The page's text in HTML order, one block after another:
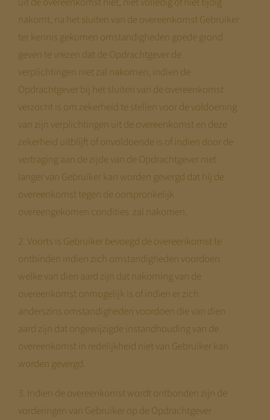
nakomt, na het sluiten van de overeenkomst Gebruiker
ter kennis gekomen omstandigheden goede grond
geven te vrezen dat de Opdrachtgever de
verplichtingen niet zal nakomen, indien de
Opdrachtgever bij het sluiten van de overeenkomst
verzocht is om zekerheid te stellen voor de voldoening
van zijn verplichtingen uit de overeenkomst en deze
zekerheid uitblijft of onvoldoende is of indien door de
vertraging aan de zijde van de Opdrachtgever niet
langer van Gebruiker kan worden gevergd dat hij de
overeenkomst tegen de oorspronkelijk
overeengekomen condities zal nakomen.
2. Voorts is Gebruiker bevoegd de overeenkomst te
ontbinden indien zich omstandigheden voordoen
welke van dien aard zijn dat nakoming van de
overeenkomst onmogelijk is of indien er zich
anderszins omstandigheden voordoen die van dien
aard zijn dat ongewijzigde instandhouding van de
overeenkomst in redelijkheid niet van Gebruiker kan
worden gevergd.
3. Indien de overeenkomst wordt ontbonden zijn de
vorderingen van Gebruiker op de Opdrachtgever
pagina’s zijn al compleet.Kom terug
begin augustus— dan staat alles.
Met vriendelijke groet,
Jeroen Pernot